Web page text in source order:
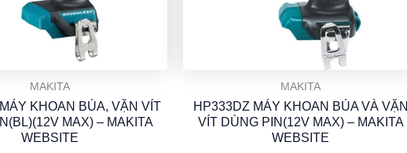
MAKITA
KHOAN BÚA, VẶN VÍT
MAX) – MAKITA
WEBSITE
MAKITA
HP333DZ MÁY KHOAN BÚA VÀ VẶN
VÍT DÙNG PIN(12V MAX) – MAKITA
WEBSITE